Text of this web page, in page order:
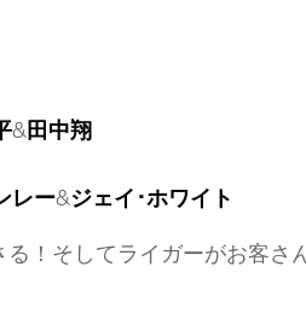
&田中翔
レー&ジェイ･ホワイト
！そしてライガーがお客さ